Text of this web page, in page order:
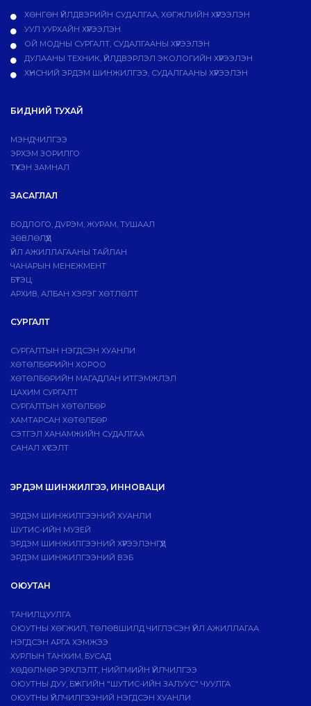
ХӨНГӨН ҮЙЛДВЭРИЙН СУДАЛГАА, ХӨГЖЛИЙН ХҮРЭЭЛЭН
УУЛ УУРХАЙН ХҮРЭЭЛЭН
ОЙ МОДНЫ СУРГАЛТ, СУДАЛГААНЫ ХҮРЭЭЛЭН
ДУЛААНЫ ТЕХНИК, ҮЙЛДВЭРЛЭЛ ЭКОЛОГИЙН ХҮРЭЭЛЭН
ХҮНСНИЙ ЭРДЭМ ШИНЖИЛГЭЭ, СУДАЛГААНЫ ХҮРЭЭЛЭН
БИДНИЙ ТУХАЙ
МЭНДЧИЛГЭЭ
ЭРХЭМ ЗОРИЛГО
ТҮҮХЭН ЗАМНАЛ
ЗАСАГЛАЛ
БОДЛОГО, ДVРЭМ, ЖУРАМ, ТУШААЛ
ЗӨВЛӨЛҮҮД
ҮЙЛ АЖИЛЛАГААНЫ ТАЙЛАН
ЧАНАРЫН МЕНЕЖМЕНТ
БҮТЭЦ
АРХИВ, АЛБАН ХЭРЭГ ХӨТЛӨЛТ
СУРГАЛТ
СУРГАЛТЫН НЭГДСЭН ХУАНЛИ
ХӨТӨЛБӨРИЙН ХОРОО
ХӨТӨЛБӨРИЙН МАГАДЛАН ИТГЭМЖЛЭЛ
ЦАХИМ СУРГАЛТ
СУРГАЛТЫН ХӨТӨЛБӨР
ХАМТАРСАН ХӨТӨЛБӨР
СЭТГЭЛ ХАНАМЖИЙН СУДАЛГАА
САНАЛ ХҮСЭЛТ
ЭРДЭМ ШИНЖИЛГЭЭ, ИННОВАЦИ
ЭРДЭМ ШИНЖИЛГЭЭНИЙ ХУАНЛИ
ШУТИС-ИЙН МУЗЕЙ
ЭРДЭМ ШИНЖИЛГЭЭНИЙ ХҮРЭЭЛЭНГҮҮД
ЭРДЭМ ШИНЖИЛГЭЭНИЙ ВЭБ
ОЮУТАН
ТАНИЛЦУУЛГА
ОЮУТНЫ ХӨГЖИЛ, ТӨЛӨВШИЛД ЧИГЛЭСЭН ҮЙЛ АЖИЛЛАГАА
НЭГДСЭН АРГА ХЭМЖЭЭ
ХУРЛЫН ТАНХИМ, БУСАД
ХӨДӨЛМӨР ЭРХЛЭЛТ, НИЙГМИЙН ҮЙЛЧИЛГЭЭ
ОЮУТНЫ ДУУ, БҮЖГИЙН "ШУТИС-ИЙН ЗАЛУУС" ЧУУЛГА
ОЮУТНЫ ҮЙЛЧИЛГЭЭНИЙ НЭГДСЭН ХУАНЛИ